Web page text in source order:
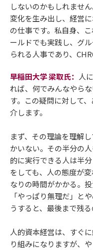
しないのかもしれませ
変化を生み出し、経営
の仕事です。私自身、
ールドでも実践し、グ
られる人事であり、
早稲田大学 梁取氏： 人
れば、何でみんなやら
す。この疑問に対して
介します。
まず、その理論を理解
かいない。その半分の
的に実行できる人は半
をしても、人の態度が
なりの時間がかかる。
「やっぱり無理だ」と
うすると、最後まで残
人的資本経営は、すぐ
り組みになりますが、